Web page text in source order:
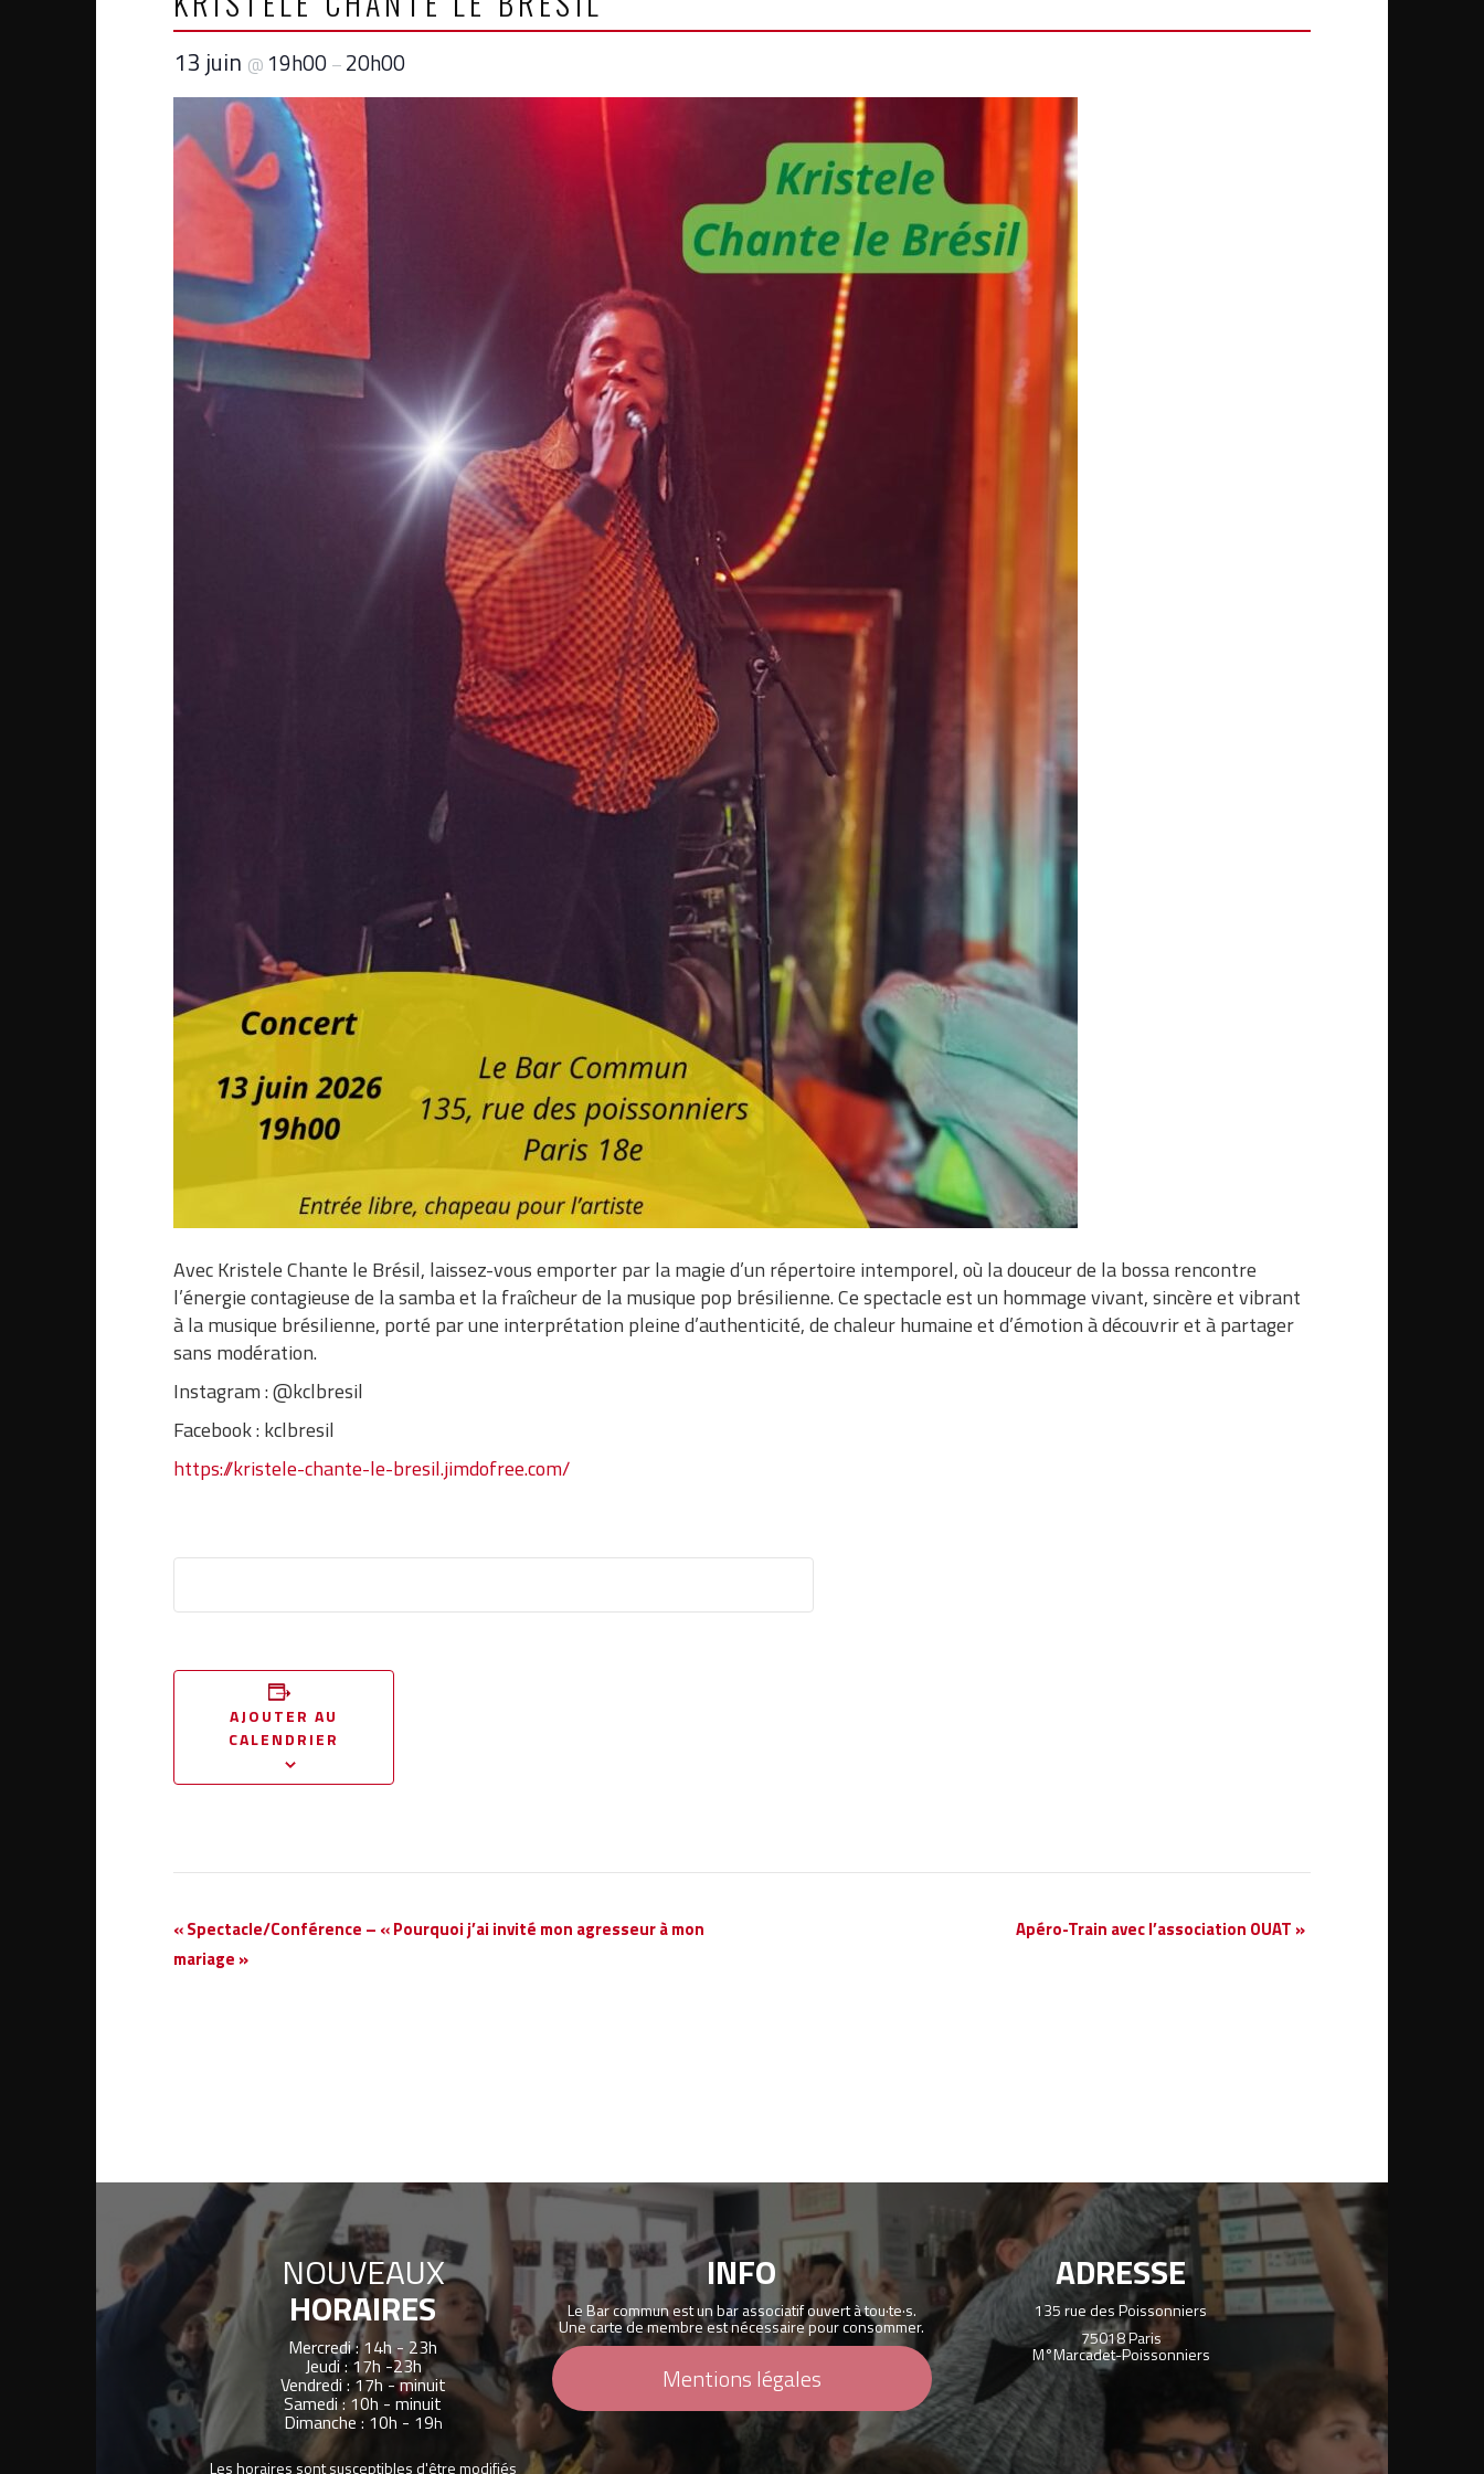
13 juin @ 19h00 – 20h00
Avec Kristele Chante le Brésil, laissez-vous emporter par la magie d’un répertoire intemporel, où la douceur de la bossa rencontre
l’énergie contagieuse de la samba et la fraîcheur de la musique pop brésilienne. Ce spectacle est un hommage vivant, sincère et vibrant
à la musique brésilienne, porté par une interprétation pleine d’authenticité, de chaleur humaine et d’émotion à découvrir et à partager
sans modération.
Instagram : @kclbresil
Facebook : kclbresil
https://kristele-chante-le-bresil.jimdofree.com/
AJOUTER AU
CALENDRIER
Navigation
Évènement
«Spectacle/Conférence – « Pourquoi j’ai invité mon agresseur à mon
mariage »
Apéro-Train avec l’association OUAT »
NOUVEAUX
HORAIRES
Mercredi : 14h - 23h
Jeudi : 17h -23h
Vendredi : 17h - minuit
Samedi : 10h - minuit
Dimanche : 10h - 19h
Les horaires sont susceptibles d'être modifiés
INFO
Le Bar commun est un bar associatif ouvert à tou·te·s.
Une carte de membre est nécessaire pour consommer.
Mentions légales
ADRESSE
135 rue des Poissonniers
75018 Paris
M°Marcadet-Poissonniers